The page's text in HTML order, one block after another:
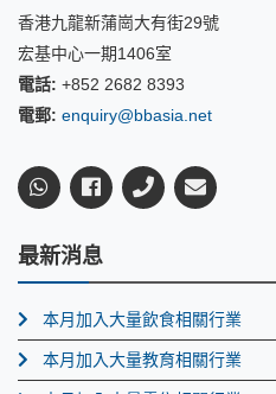
香港九龍新蒲崗大有街29號
宏基中心一期1406室
電話: +852 2682 8393
電郵: enquiry@bbasia.net
最新消息
本月加入大量飲食相關行業
本月加入大量教育相關行業